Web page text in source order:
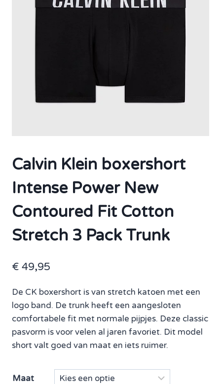
Calvin Klein boxershort
Intense Power New
Contoured Fit Cotton
Stretch 3 Pack Trunk
€ 49,95
De CK boxershort is van stretch katoen met een
logo band. De trunk heeft een aangesloten
comfortabele fit met normale pijpjes. Deze classic
pasvorm is voor velen al jaren favoriet. Dit model
short valt goed van maat en iets ruimer.
Maat